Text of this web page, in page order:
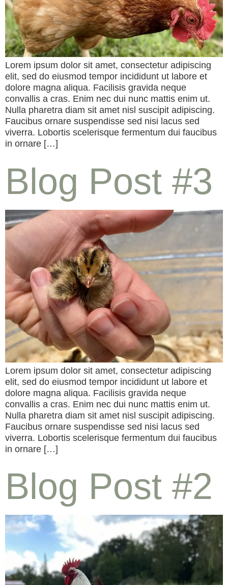
Lorem ipsum dolor sit amet, consectetur adipiscing
elit, sed do eiusmod tempor incididunt ut labore et
dolore magna aliqua. Facilisis gravida neque
convallis a cras. Enim nec dui nunc mattis enim ut.
Nulla pharetra diam sit amet nisl suscipit adipiscing.
Faucibus ornare suspendisse sed nisi lacus sed
viverra. Lobortis scelerisque fermentum dui faucibus
in ornare […]
Blog Post #3
Lorem ipsum dolor sit amet, consectetur adipiscing
elit, sed do eiusmod tempor incididunt ut labore et
dolore magna aliqua. Facilisis gravida neque
convallis a cras. Enim nec dui nunc mattis enim ut.
Nulla pharetra diam sit amet nisl suscipit adipiscing.
Faucibus ornare suspendisse sed nisi lacus sed
viverra. Lobortis scelerisque fermentum dui faucibus
in ornare […]
Blog Post #2